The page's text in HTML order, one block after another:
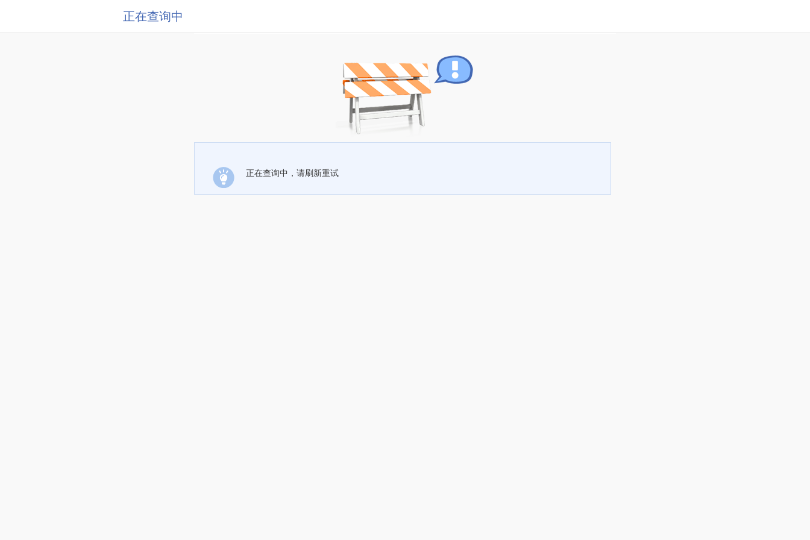
正在查询中
正在查询中，请刷新重试